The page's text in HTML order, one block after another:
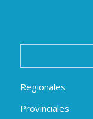
Regionales
Provinciales